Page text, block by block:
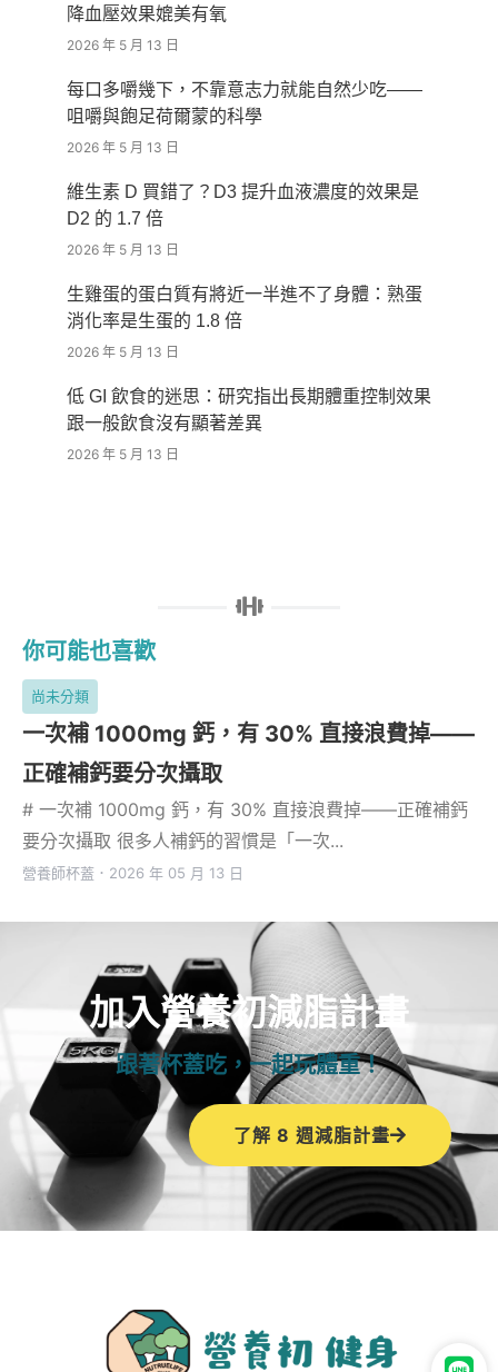
降血壓效果媲美有氧
2026 年 5 月 13 日
每口多嚼幾下，不靠意志力就能自然少吃——
咀嚼與飽足荷爾蒙的科學
2026 年 5 月 13 日
維生素 D 買錯了？D3 提升血液濃度的效果是
D2 的 1.7 倍
2026 年 5 月 13 日
生雞蛋的蛋白質有將近一半進不了身體：熟蛋
消化率是生蛋的 1.8 倍
2026 年 5 月 13 日
低 GI 飲食的迷思：研究指出長期體重控制效果
跟一般飲食沒有顯著差異
2026 年 5 月 13 日
你可能也喜歡
尚未分類
一次補 1000mg 鈣，有 30% 直接浪費掉——
正確補鈣要分次攝取
# 一次補 1000mg 鈣，有 30% 直接浪費掉——正確補鈣
要分次攝取 很多人補鈣的習慣是「一次...
營養師杯蓋 ． 2026 年 05 月 13 日
加入營養初減脂計畫
跟著杯蓋吃，一起玩體重！
了解 8 週減脂計畫